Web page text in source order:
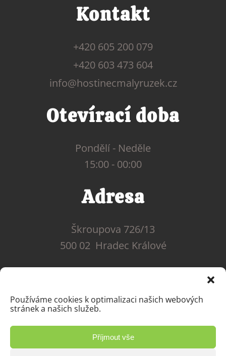
Používáme cookies k optimalizaci našich webových
stránek a našich služeb.
Příjmout vše
Kontakt
+420 605 200 079
+420 603 473 604
info@hostinecmalyruzek.cz
Otevírací doba
Pondělí - Neděle
15:00 - 00:00
Adresa
Škroupova 726/13
500 02 Hradec Králové